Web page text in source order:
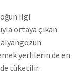
ilgi
ortaya çıkan
yerlilerin de en
de tüketilir.